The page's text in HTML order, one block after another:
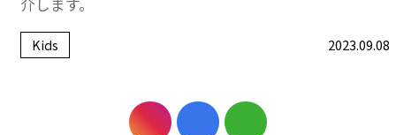
Kids 2023.09.08